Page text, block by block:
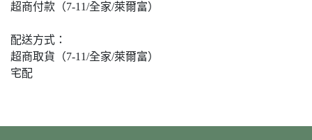
超商付款（7-11/全家/萊爾富）
配送方式：
超商取貨（7-11/全家/萊爾富）
宅配